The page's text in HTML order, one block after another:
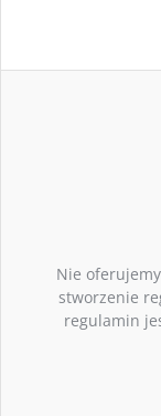
Nie
stworzenie
regulamin